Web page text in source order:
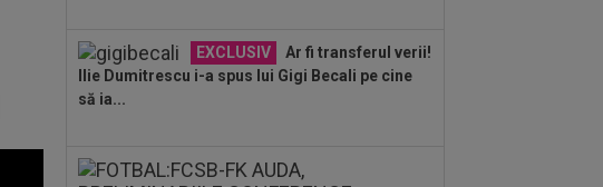
EXCLUSIV
Ar fi transferul verii!
Ilie Dumitrescu i-a spus lui Gigi Becali pe cine
să ia...